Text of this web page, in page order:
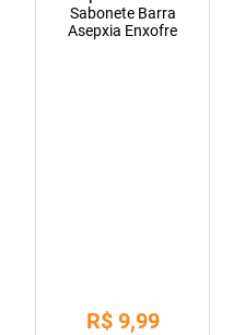
Sabonete Barra
Asepxia Enxofre
R$ 9,99
fraldas geriátricas